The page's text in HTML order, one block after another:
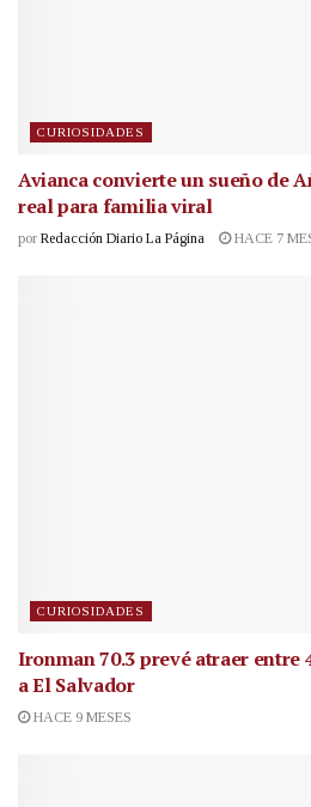
CURIOSIDADES
Avianca convierte un sueño de
real para familia viral
por Redacción Diario La Página HACE 7
CURIOSIDADES
Ironman 70.3 prevé atraer entre
a El Salvador
HACE 9 MESES